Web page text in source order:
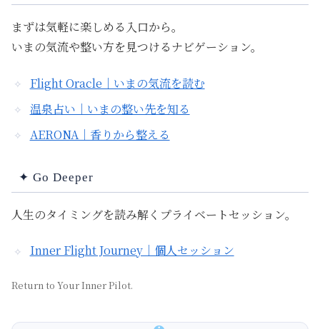
まずは気軽に楽しめる入口から。
いまの気流や整い方を見つけるナビゲーション。
Flight Oracle｜いまの気流を読む
温泉占い｜いまの整い先を知る
AERONA｜香りから整える
✦ Go Deeper
人生のタイミングを読み解くプライベートセッション。
Inner Flight Journey｜個人セッション
Return to Your Inner Pilot.